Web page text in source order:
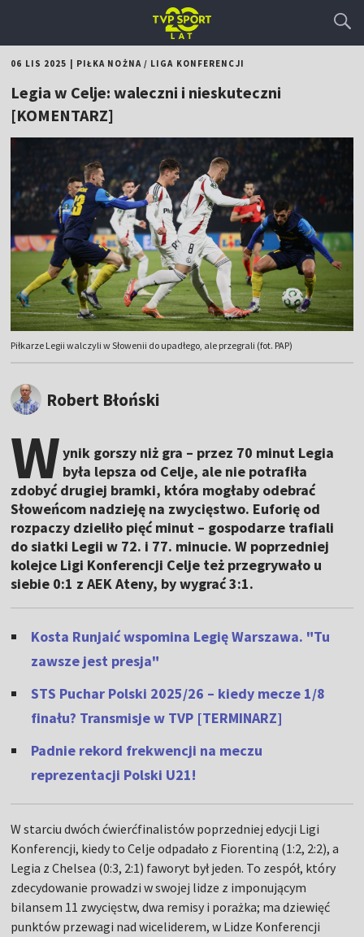
06 LIS 2025 PIŁKA NOŻNA/ LIGA KONFERENCJI
Legia w Celje: waleczni i nieskuteczni
[KOMENTARZ]
Piłkarze Legii walczyli w Słowenii do upadłego, ale przegrali (fot. PAP)
Robert Błoński
Wynik gorszy niż gra – przez 70 minut Legia
była lepsza od Celje, ale nie potrafiła
zdobyć drugiej bramki, która mogłaby odebrać
Słoweńcom nadzieję na zwycięstwo. Euforię od
rozpaczy dzieliło pięć minut – gospodarze trafiali
do siatki Legii w 72. i 77. minucie. W poprzedniej
kolejce Ligi Konferencji Celje też przegrywało u
siebie 0:1 z AEK Ateny, by wygrać 3:1.
Kosta Runjaić wspomina Legię Warszawa. "Tu
zawsze jest presja"
STS Puchar Polski 2025/26 – kiedy mecze 1/8
finału? Transmisje w TVP [TERMINARZ]
Padnie rekord frekwencji na meczu
reprezentacji Polski U21!
W starciu dwóch ćwierćfinalistów poprzedniej edycji Ligi
Konferencji, kiedy to Celje odpadało z Fiorentiną (1:2, 2:2), a
Legia z Chelsea (0:3, 2:1) faworyt był jeden. To zespół, który
zdecydowanie prowadzi w swojej lidze z imponującym
bilansem 11 zwycięstw, dwa remisy i porażka; ma dziewięć
punktów przewagi nad wiceliderem, w Lidze Konferencji